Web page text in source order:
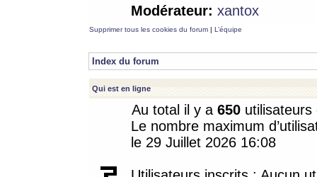
Modérateur: xantox
Supprimer tous les cookies du forum | L’équipe
Index du forum
Qui est en ligne
Au total il y a 650
Le nombre maximum
le 29 Juillet 2026 16:08